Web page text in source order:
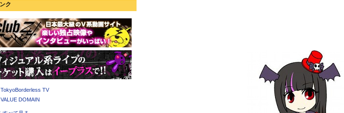
ク
TokyoBorderless TV
VALUE DOMAIN